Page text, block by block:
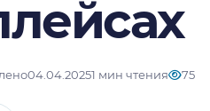
04.04.20251 мин чтения 75